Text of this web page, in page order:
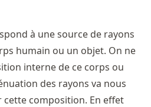
à une source de rayons
humain ou un objet. On ne
interne de ce corps ou
des rayons va nous
composition. En effet